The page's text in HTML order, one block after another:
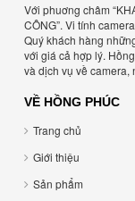
Với phuơng châm
CÔNG”. Vi tính
Quý khách hàng
với giá cả hợp lý.
và dịch vụ về camera,
VỀ HỒNG PHÚC
Trang chủ
Giới thiệu
Sản phẩm